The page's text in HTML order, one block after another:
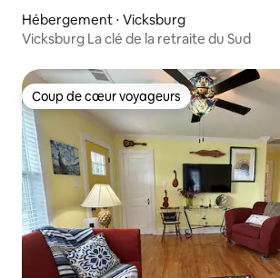
Hébergement ⋅ Vicksburg
Vicksburg La clé de la retraite du Sud
Coup de cœur voyageurs
Coup de cœur voyageurs